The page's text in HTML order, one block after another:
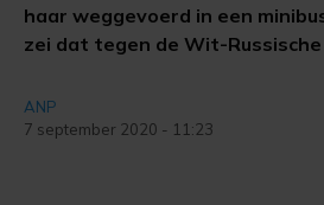
haar weggevoerd in een
zei dat tegen de Wit-
ANP
7 september 2020 - 11:23